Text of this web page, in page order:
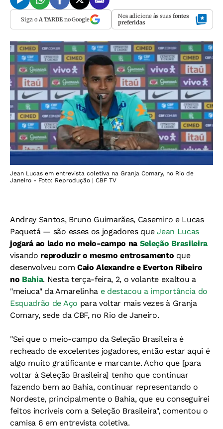
Siga o A TARDEno Google Nos adicione às suas fontes
preferidas
Jean Lucas em entrevista coletiva na Granja Comary, no Rio de
Janeiro - Foto: Reprodução | CBF TV
Andrey Santos, Bruno Guimarães, Casemiro e Lucas
Paquetá — são esses os jogadores queJean Lucas
jogará ao lado no meio-campo na Seleção Brasileira
visando reproduzir o mesmo entrosamento que
desenvolveu com Caio Alexandre e Everton Ribeiro
no Bahia. Nesta terça-feira, 2, o volante exaltou a
"meiuca" da Amarelinha e destacou a importância do
Esquadrão de Aço para voltar mais vezes à Granja
Comary, sede da CBF, no Rio de Janeiro.
"Sei que o meio-campo da Seleção Brasileira é
recheado de excelentes jogadores, então estar aqui é
algo muito gratificante e marcante. Acho que [para
voltar à Seleção Brasileira] tenho que continuar
fazendo bem ao Bahia, continuar representando o
Nordeste, principalmente o Bahia, que eu conseguirei
feitos incríveis com a Seleção Brasileira", comentou o
camisa 6 em entrevista coletiva.